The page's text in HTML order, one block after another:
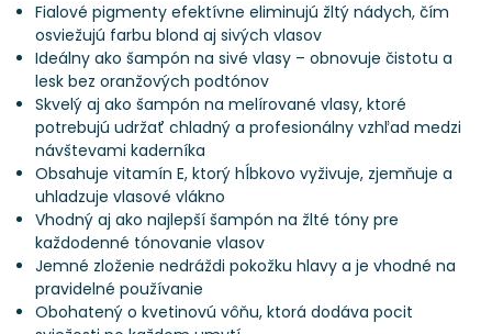
Fialové pigmenty efektívne eliminujú žltý nádych, čím
osviežujú farbu blond aj sivých vlasov
Ideálny ako šampón na sivé vlasy – obnovuje čistotu a
lesk bez oranžových podtónov
Skvelý aj ako šampón na melírované vlasy, ktoré
potrebujú udržať chladný a profesionálny vzhľad medzi
návštevami kaderníka
Obsahuje vitamín E, ktorý hĺbkovo vyživuje, zjemňuje a
uhladzuje vlasové vlákno
Vhodný aj ako najlepší šampón na žlté tóny pre
každodenné tónovanie vlasov
Jemné zloženie nedráždi pokožku hlavy a je vhodné na
pravidelné používanie
Obohatený o kvetinovú vôňu, ktorá dodáva pocit